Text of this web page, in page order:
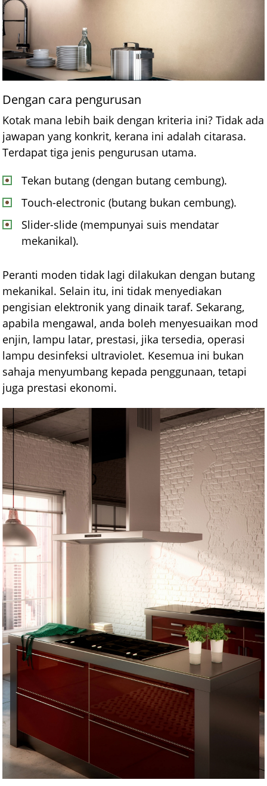
Dengan cara pengurusan
Kotak mana lebih baik dengan kriteria ini? Tidak ada
jawapan yang konkrit, kerana ini adalah citarasa.
Terdapat tiga jenis pengurusan utama.
Tekan butang (dengan butang cembung).
Touch-electronic (butang bukan cembung).
Slider-slide (mempunyai suis mendatar
mekanikal).
Peranti moden tidak lagi dilakukan dengan butang
mekanikal. Selain itu, ini tidak menyediakan
pengisian elektronik yang dinaik taraf. Sekarang,
apabila mengawal, anda boleh menyesuaikan mod
enjin, lampu latar, prestasi, jika tersedia, operasi
lampu desinfeksi ultraviolet. Kesemua ini bukan
sahaja menyumbang kepada penggunaan, tetapi
juga prestasi ekonomi.